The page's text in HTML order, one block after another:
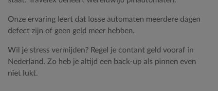
Onze ervaring leert dat losse automaten meerdere dagen
defect zijn of geen geld meer hebben.
Wil je stress vermijden? Regel je contant geld vooraf in
Nederland. Zo heb je altijd een back-up als pinnen even
niet lukt.